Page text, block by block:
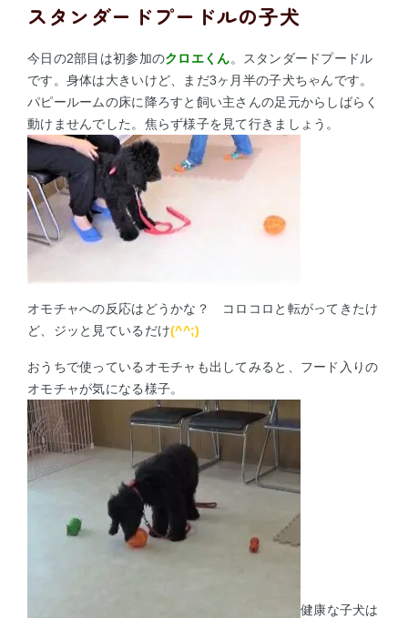
スタンダードプードルの子犬
今日の2部目は初参加のクロエくん。スタンダードプードル
です。身体は大きいけど、まだ3ヶ月半の子犬ちゃんです。
パピールームの床に降ろすと飼い主さんの足元からしばらく
動けませんでした。焦らず様子を見て行きましょう。
オモチャへの反応はどうかな？
コロコロと転がってきたけ
ど、ジッと見ているだけ(^^;)
おうちで使っているオモチャも出してみると、フード入りの
オモチャが気になる様子。
健康な子犬は